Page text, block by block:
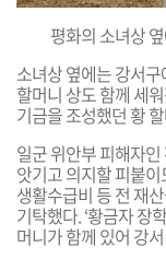
평화의 소녀상
소녀상 옆에는 강서
할머니 상도 함께 세
기금을 조성했던 황
일군 위안부 피해자
앗기고 의지할 피붙
생활수급비 등 전 재
기탁했다. ‘황금자 장
머니가 함께 있어 강